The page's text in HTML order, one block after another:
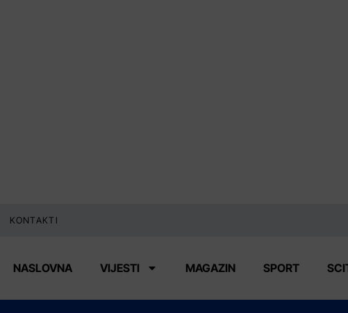
KONTAKTI
NASLOVNA VIJESTI MAGAZIN SPORT